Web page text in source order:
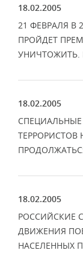
18.02.2005
21 ФЕВРАЛЯ В
ПРОЙДЕТ
УНИЧТОЖИТЬ.
18.02.2005
ТЕРРОРИСТОВ
18.02.2005
РОССИЙСКИЕ
ДВИЖЕНИЯ
НАСЕЛЕННЫХ